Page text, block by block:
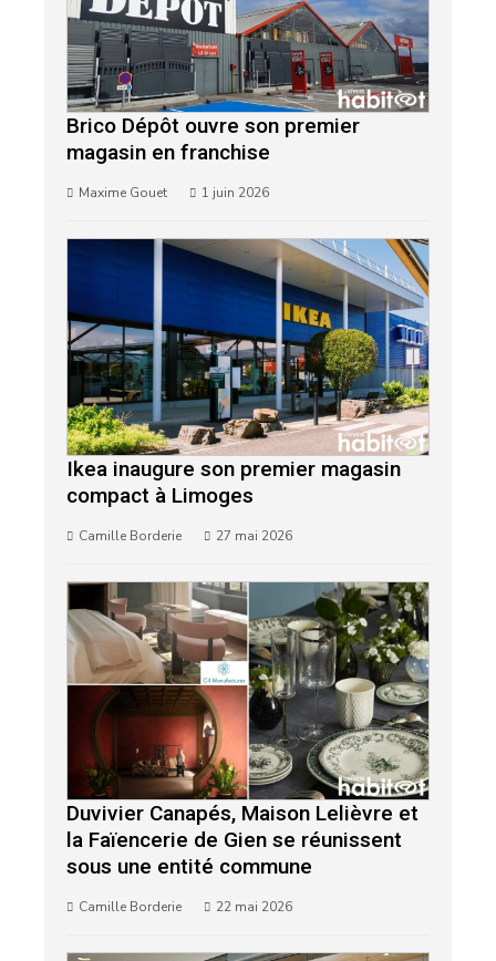
Brico Dépôt ouvre son premier
magasin en franchise
Maxime Gouet 1 juin 2026
Ikea inaugure son premier magasin
compact à Limoges
Camille Borderie 27 mai 2026
Duvivier Canapés, Maison Lelièvre et
la Faïencerie de Gien se réunissent
sous une entité commune
Camille Borderie 22 mai 2026